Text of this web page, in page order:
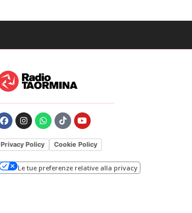
Privacy Policy Cookie Policy
Le tue preferenze relative alla privacy